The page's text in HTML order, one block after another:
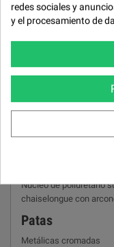
Mecanismos
Almohadones
Núcleo de poliuretano
Almohadones
Relleno de fibra hueca
Núcleo de poliuretano
chaiselongue con
Patas
Metálicas cromadas
redes sociales y
y el procesamiento de